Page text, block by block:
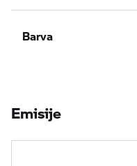
Barva
Emisije